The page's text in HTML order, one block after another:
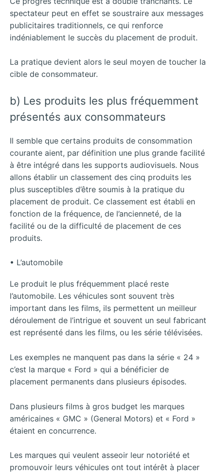
spectateur peut en effet se soustraire aux messages
publicitaires traditionnels, ce qui renforce
indéniablement le succès du placement de produit.
La pratique devient alors le seul moyen de toucher la
cible de consommateur.
b) Les produits les plus fréquemment
présentés aux consommateurs
Il semble que certains produits de consommation
courante aient, par définition une plus grande facilité
à être intégré dans les supports audiovisuels. Nous
allons établir un classement des cinq produits les
plus susceptibles d’être soumis à la pratique du
placement de produit. Ce classement est établi en
fonction de la fréquence, de l’ancienneté, de la
facilité ou de la difficulté de placement de ces
produits.
• L’automobile
Le produit le plus fréquemment placé reste
l’automobile. Les véhicules sont souvent très
important dans les films, ils permettent un meilleur
déroulement de l’intrigue et souvent un seul fabricant
est représenté dans les films, ou les série télévisées.
Les exemples ne manquent pas dans la série « 24 »
c’est la marque « Ford » qui a bénéficier de
placement permanents dans plusieurs épisodes.
Dans plusieurs films à gros budget les marques
américaines « GMC » (General Motors) et « Ford »
étaient en concurrence.
Les marques qui veulent asseoir leur notoriété et
promouvoir leurs véhicules ont tout intérêt à placer